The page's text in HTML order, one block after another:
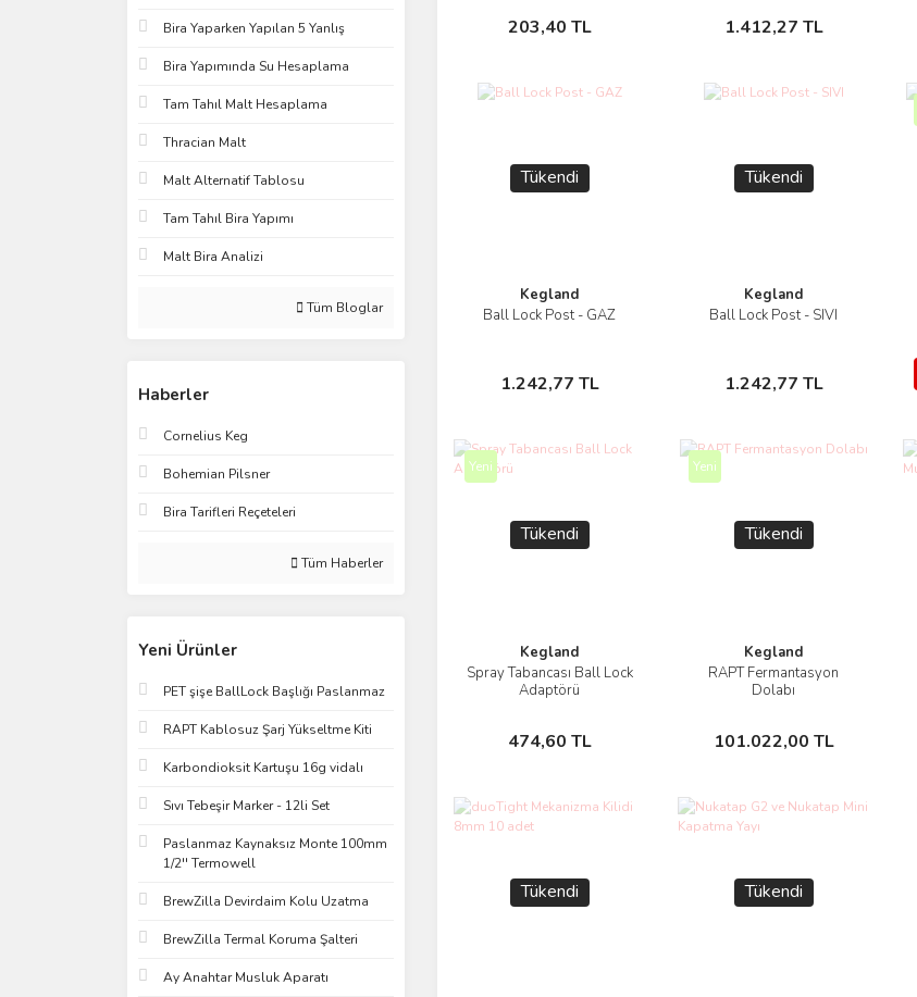
Bira Yaparken Yapılan 5 Yanlış
Bira Yapımında Su Hesaplama
Tam Tahıl Malt Hesaplama
Thracian Malt
Malt Alternatif Tablosu
Tam Tahıl Bira Yapımı
Malt Bira Analizi
Tüm Bloglar
Haberler
Cornelius Keg
Bohemian Pilsner
Bira Tarifleri Reçeteleri
Tüm Haberler
Yeni Ürünler
PET şişe BallLock Başlığı Paslanmaz
RAPT Kablosuz Şarj Yükseltme Kiti
Karbondioksit Kartuşu 16g vidalı
Sıvı Tebeşir Marker - 12li Set
Paslanmaz Kaynaksız Monte 100mm
1/2'' Termowell
BrewZilla Devirdaim Kolu Uzatma
BrewZilla Termal Koruma Şalteri
Ay Anahtar Musluk Aparatı
203,40 TL
Sepete Ekle 1.412,27 TL
Sepete Ekle
Tükendi
Kegland
Ball Lock Post - GAZ
1.242,77 TL
İncele
Stokta Yok
Tükendi
Kegland
Ball Lock Post - SIVI
1.242,77 TL
İncele
Stokta Yok
Yeni
Tükendi
Kegland
Spray Tabancası Ball Lock
Adaptörü
474,60 TL
İncele
Stokta Yok
Yeni
Tükendi
Kegland
RAPT Fermantasyon
Dolabı
101.022,00 TL
İncele
Stokta Yok
Tükendi Tükendi